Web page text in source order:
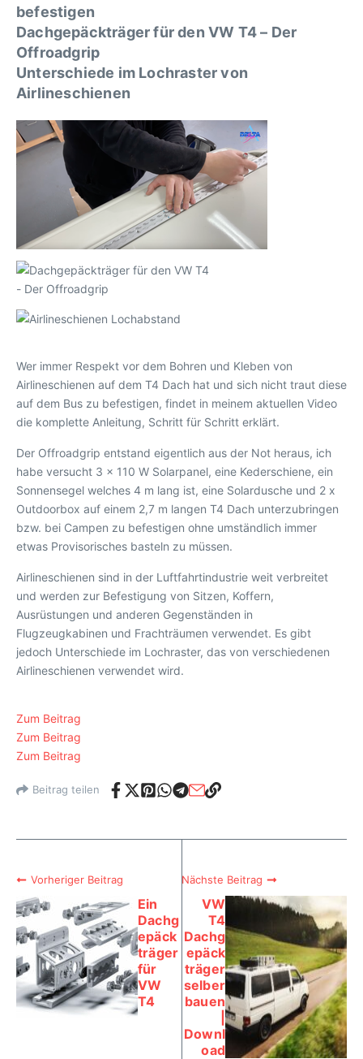
befestigen
Dachgepäckträger für den VW T4 – Der
Offroadgrip
Unterschiede im Lochraster von
Airlineschienen
Wer immer Respekt vor dem Bohren und Kleben von
Airlineschienen auf dem T4 Dach hat und sich nicht traut diese
auf dem Bus zu befestigen, findet in meinem aktuellen Video
die komplette Anleitung, Schritt für Schritt erklärt.
Der Offroadgrip entstand eigentlich aus der Not heraus, ich
habe versucht 3 x 110 W Solarpanel, eine Kederschiene, ein
Sonnensegel welches 4 m lang ist, eine Solardusche und 2 x
Outdoorbox auf einem 2,7 m langen T4 Dach unterzubringen
bzw. bei Campen zu befestigen ohne umständlich immer
etwas Provisorisches basteln zu müssen.
Airlineschienen sind in der Luftfahrtindustrie weit verbreitet
und werden zur Befestigung von Sitzen, Koffern,
Ausrüstungen und anderen Gegenständen in
Flugzeugkabinen und Frachträumen verwendet. Es gibt
jedoch Unterschiede im Lochraster, das von verschiedenen
Airlineschienen verwendet wird.
Zum Beitrag
Zum Beitrag
Zum Beitrag
Beitrag teilen
Vorheriger Beitrag
Ein
Dachg
epäck
träger
für
VW
T4
Nächste Beitrag
VW
T4
Dachg
epäck
träger
selber
bauen
Downl
oad